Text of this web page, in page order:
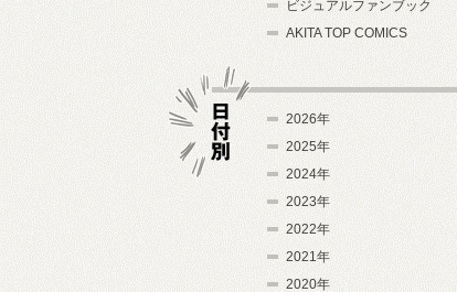
ビジュアルファンブック
AKITA TOP COMICS
2026年
2025年
2024年
2023年
2022年
2021年
2020年